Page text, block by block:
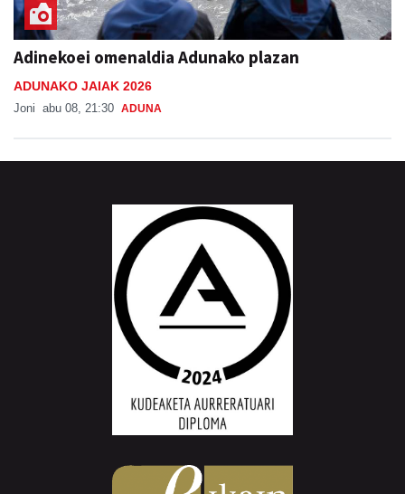
Adinekoei omenaldia Adunako plazan
ADUNAKO JAIAK 2026
Joni abu 08, 21:30 ADUNA